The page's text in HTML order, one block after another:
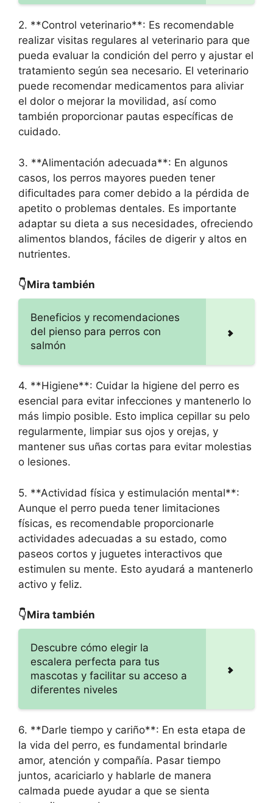
2. **Control veterinario**: Es recomendable
realizar visitas regulares al veterinario para que
pueda evaluar la condición del perro y ajustar el
tratamiento según sea necesario. El veterinario
puede recomendar medicamentos para aliviar
el dolor o mejorar la movilidad, así como
también proporcionar pautas específicas de
cuidado.
3. **Alimentación adecuada**: En algunos
casos, los perros mayores pueden tener
dificultades para comer debido a la pérdida de
apetito o problemas dentales. Es importante
adaptar su dieta a sus necesidades, ofreciendo
alimentos blandos, fáciles de digerir y altos en
nutrientes.
👇Mira también
Beneficios y recomendaciones
del pienso para perros con
salmón
4. **Higiene**: Cuidar la higiene del perro es
esencial para evitar infecciones y mantenerlo lo
más limpio posible. Esto implica cepillar su pelo
regularmente, limpiar sus ojos y orejas, y
mantener sus uñas cortas para evitar molestias
o lesiones.
5. **Actividad física y estimulación mental**:
Aunque el perro pueda tener limitaciones
físicas, es recomendable proporcionarle
actividades adecuadas a su estado, como
paseos cortos y juguetes interactivos que
estimulen su mente. Esto ayudará a mantenerlo
activo y feliz.
👇Mira también
Descubre cómo elegir la
escalera perfecta para tus
mascotas y facilitar su acceso a
diferentes niveles
6. **Darle tiempo y cariño**: En esta etapa de
la vida del perro, es fundamental brindarle
amor, atención y compañía. Pasar tiempo
juntos, acariciarlo y hablarle de manera
calmada puede ayudar a que se sienta